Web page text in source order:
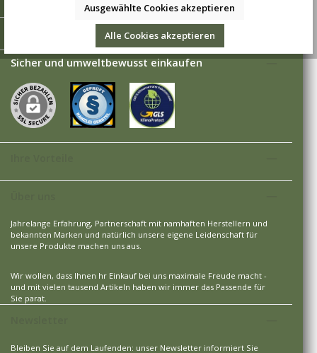
Sicher und umweltbewusst einkaufen
Jahrelange Erfahrung, Partnerschaft mit namhaften Herstellern und
bekannten Marken und natürlich unsere eigene Leidenschaft für
unsere Produkte machen uns aus.
Wir wollen, dass Ihnen hr Einkauf bei uns maximale Freude macht -
und mit vielen tausend Artikeln haben wir immer das Passende für
Sie parat.
Bleiben Sie auf dem Laufenden: unser Newsletter informiert Sie
Ausgewählte Cookies akzeptieren
Alle Cookies akzeptieren